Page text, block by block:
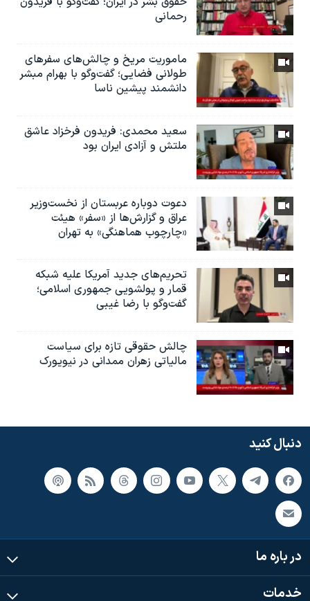
رحمانی
ماموریت مریخ و چالش‌های سفرهای
طولانی فضایی؛ گفت‌وگو با بهرام مبشر
دانشمند پیشین ناسا
سعید محمدی: فریدون فرخزاد عاشق
ملتش و آزادی ایران بود
دعوت دوباره عربستان از نخست‌وزیر
عراق و گزارش‌ها از «سفر» هیئت
«چارچوب هماهنگی» به تهران
تحریم‌های جدید آمریکا علیه شبکه
قمار و پولشویی جمهوری اسلامی؛
گفت‌وگو با رضا غیبی
چالش حقوقی تازه برای سیاست
مالیاتی زهران ممدانی در نیویورک
دنبال کنید
در باره ما
خدمات